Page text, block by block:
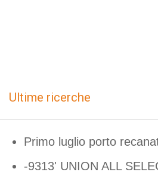
Ultime ricerche
Primo luglio porto
-9313' UNION ALL